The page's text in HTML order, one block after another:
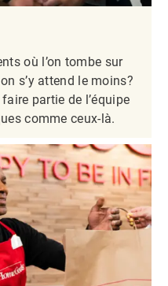
où l’on tombe sur
s’y attend le moins?
partie de l’équipe
comme ceux-là.​​​​​​​